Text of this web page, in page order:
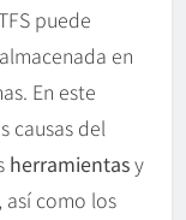
puede
en
En este
causas del
herramientasy
como los